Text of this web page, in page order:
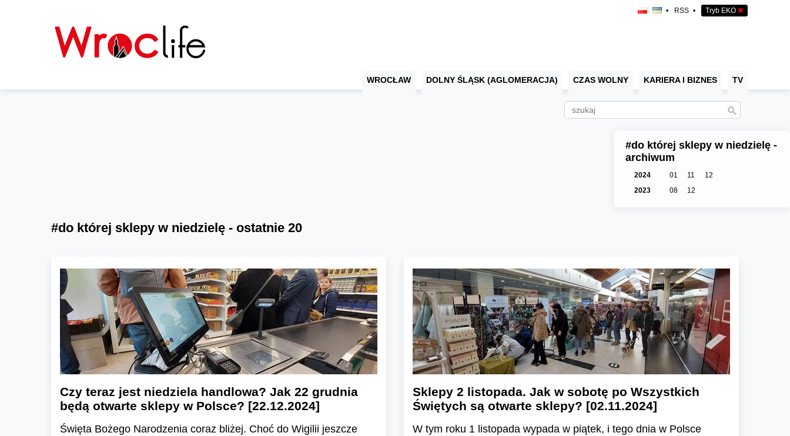
• RSS • Tryb EKO ✖
WROCŁAW DOLNY ŚLĄSK (AGLOMERACJA) CZAS WOLNY KARIERA I BIZNES TV
#do której sklepy w niedzielę -
archiwum
2024 01 11
12
2023
08 12
#do której sklepy w niedzielę - ostatnie 20
Czy teraz jest niedziela handlowa? Jak 22 grudnia
będą otwarte sklepy w Polsce? [22.12.2024]
Święta Bożego Narodzenia coraz bliżej. Choć do Wigilii jeszcze
Sklepy 2 listopada. Jak w sobotę po Wszystkich
Świętych są otwarte sklepy? [02.11.2024]
W tym roku 1 listopada wypada w piątek, i tego dnia w Polsce